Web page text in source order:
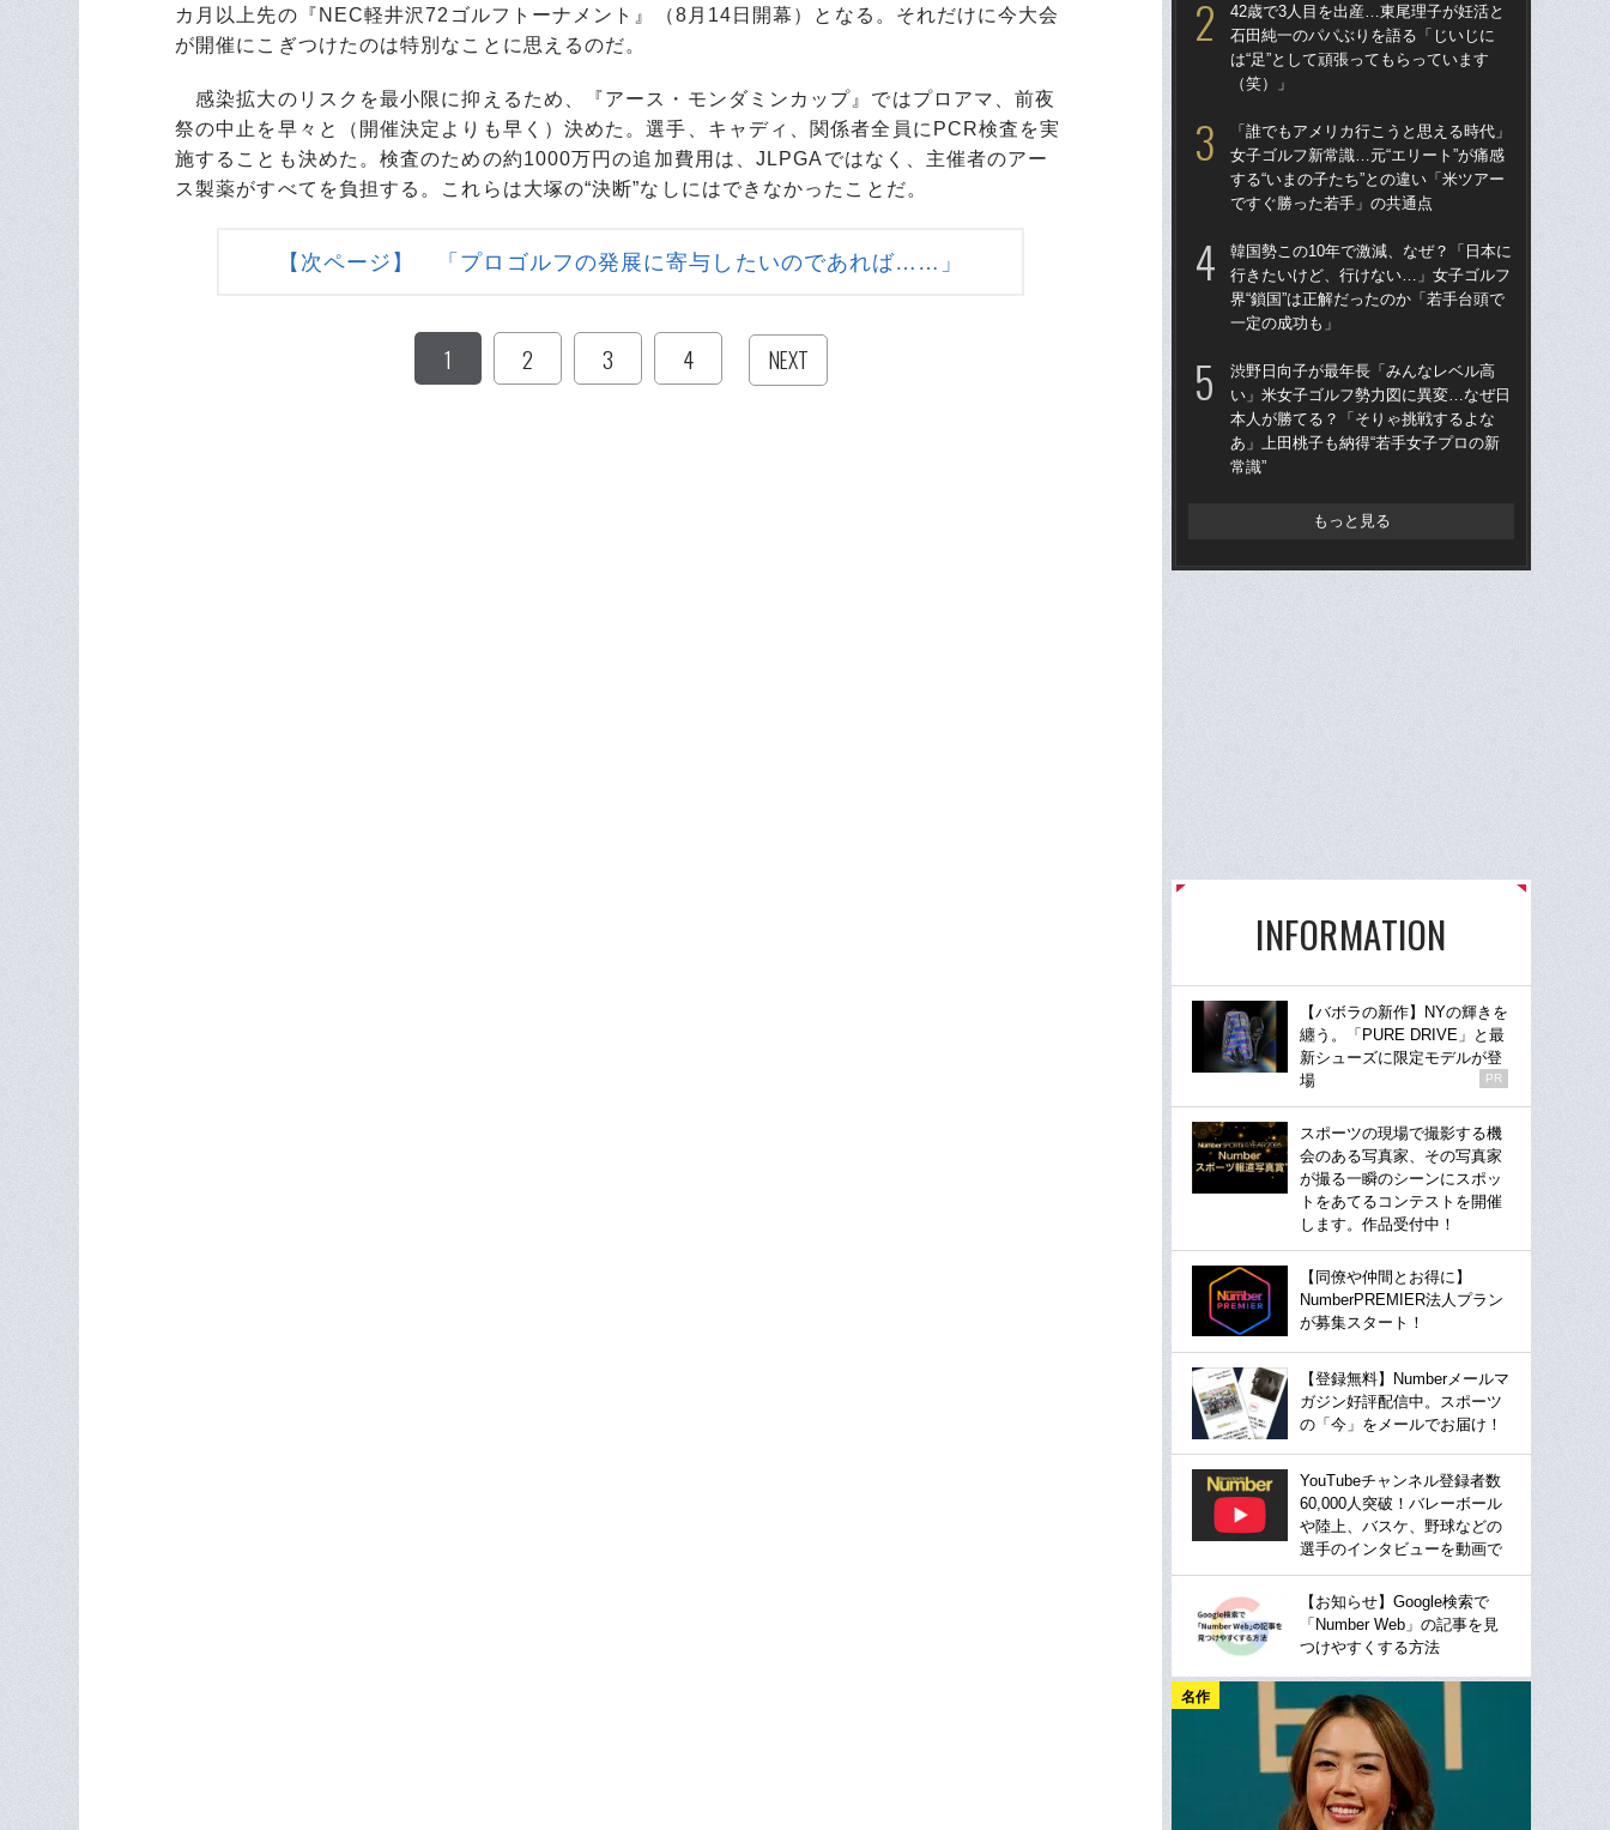
カ月以上先の『NEC軽井沢72ゴルフトーナメント』（8月14日開幕）となる。それだけに今大会
が開催にこぎつけたのは特別なことに思えるのだ。
感染拡大のリスクを最小限に抑えるため、『アース・モンダミンカップ』ではプロアマ、前夜
祭の中止を早々と（開催決定よりも早く）決めた。選手、キャディ、関係者全員にPCR検査を実
施することも決めた。検査のための約1000万円の追加費用は、JLPGAではなく、主催者のアー
ス製薬がすべてを負担する。これらは大塚の“決断”なしにはできなかったことだ。
【次ページ】 「プロゴルフの発展に寄与したいのであれば……」
1 2 3 4 NEXT
42歳で3人目を出産…東尾理子が妊活と
石田純一のパパぶりを語る「じいじに
は“足”として頑張ってもらっています
（笑）」
「誰でもアメリカ行こうと思える時代」
女子ゴルフ新常識…元“エリート”が痛感
する“いまの子たち”との違い「米ツアー
ですぐ勝った若手」の共通点
韓国勢この10年で激減、なぜ？「日本に
行きたいけど、行けない…」女子ゴルフ
界“鎖国”は正解だったのか「若手台頭で
一定の成功も」
渋野日向子が最年長「みんなレベル高
い」米女子ゴルフ勢力図に異変…なぜ日
本人が勝てる？「そりゃ挑戦するよな
あ」上田桃子も納得“若手女子プロの新
常識”
もっと見る
INFORMATION
【バボラの新作】NYの輝きを
纏う。「PURE DRIVE」と最
新シューズに限定モデルが登
場
PR
スポーツの現場で撮影する機
会のある写真家、その写真家
が撮る一瞬のシーンにスポッ
トをあてるコンテストを開催
します。作品受付中！
【同僚や仲間とお得に】
NumberPREMIER法人プラン
が募集スタート！
【登録無料】Numberメールマ
ガジン好評配信中。スポーツ
の「今」をメールでお届け！
YouTubeチャンネル登録者数
60,000人突破！バレーボール
や陸上、バスケ、野球などの
選手のインタビューを動画で
【お知らせ】Google検索で
「Number Web」の記事を見
つけやすくする方法
名作